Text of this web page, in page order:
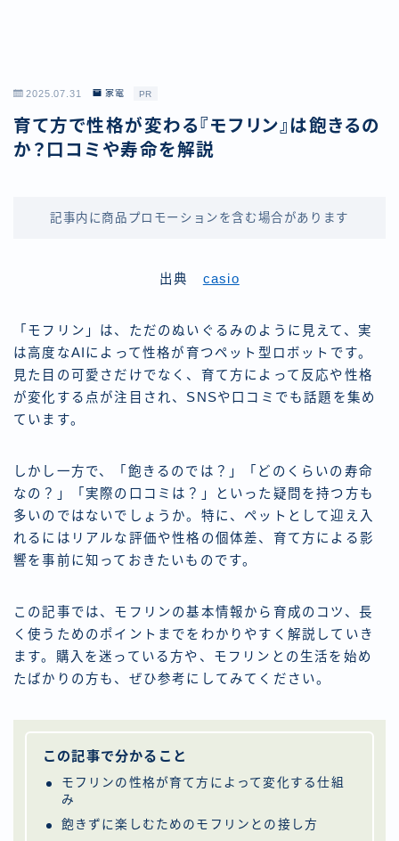
2025.07.31 家電 PR
育て方で性格が変わる『モフリン』は飽きるの
か？口コミや寿命を解説
記事内に商品プロモーションを含む場合があります
出典 casio
「モフリン」は、ただのぬいぐるみのように見えて、実
は高度なAIによって性格が育つペット型ロボットです。
見た目の可愛さだけでなく、育て方によって反応や性格
が変化する点が注目され、SNSや口コミでも話題を集め
ています。
しかし一方で、「飽きるのでは？」「どのくらいの寿命
なの？」「実際の口コミは？」といった疑問を持つ方も
多いのではないでしょうか。特に、ペットとして迎え入
れるにはリアルな評価や性格の個体差、育て方による影
響を事前に知っておきたいものです。
この記事では、モフリンの基本情報から育成のコツ、長
く使うためのポイントまでをわかりやすく解説していき
ます。購入を迷っている方や、モフリンとの生活を始め
たばかりの方も、ぜひ参考にしてみてください。
この記事で分かること
モフリンの性格が育て方によって変化する仕組
み
飽きずに楽しむためのモフリンとの接し方